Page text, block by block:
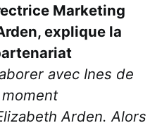
Marketing
explique la
avec Ines de
Arden. Alors